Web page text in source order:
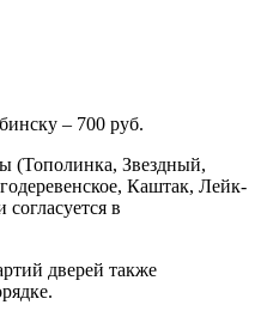
– 700 руб.
(Тополинка, Звездный,
Каштак, Лейк-
в
дверей также